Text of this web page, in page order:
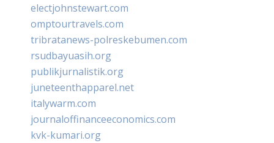
electjohnstewart.com
omptourtravels.com
tribratanews-polreskebumen.com
rsudbayuasih.org
publikjurnalistik.org
juneteenthapparel.net
italywarm.com
journaloffinanceeconomics.com
kvk-kumari.org